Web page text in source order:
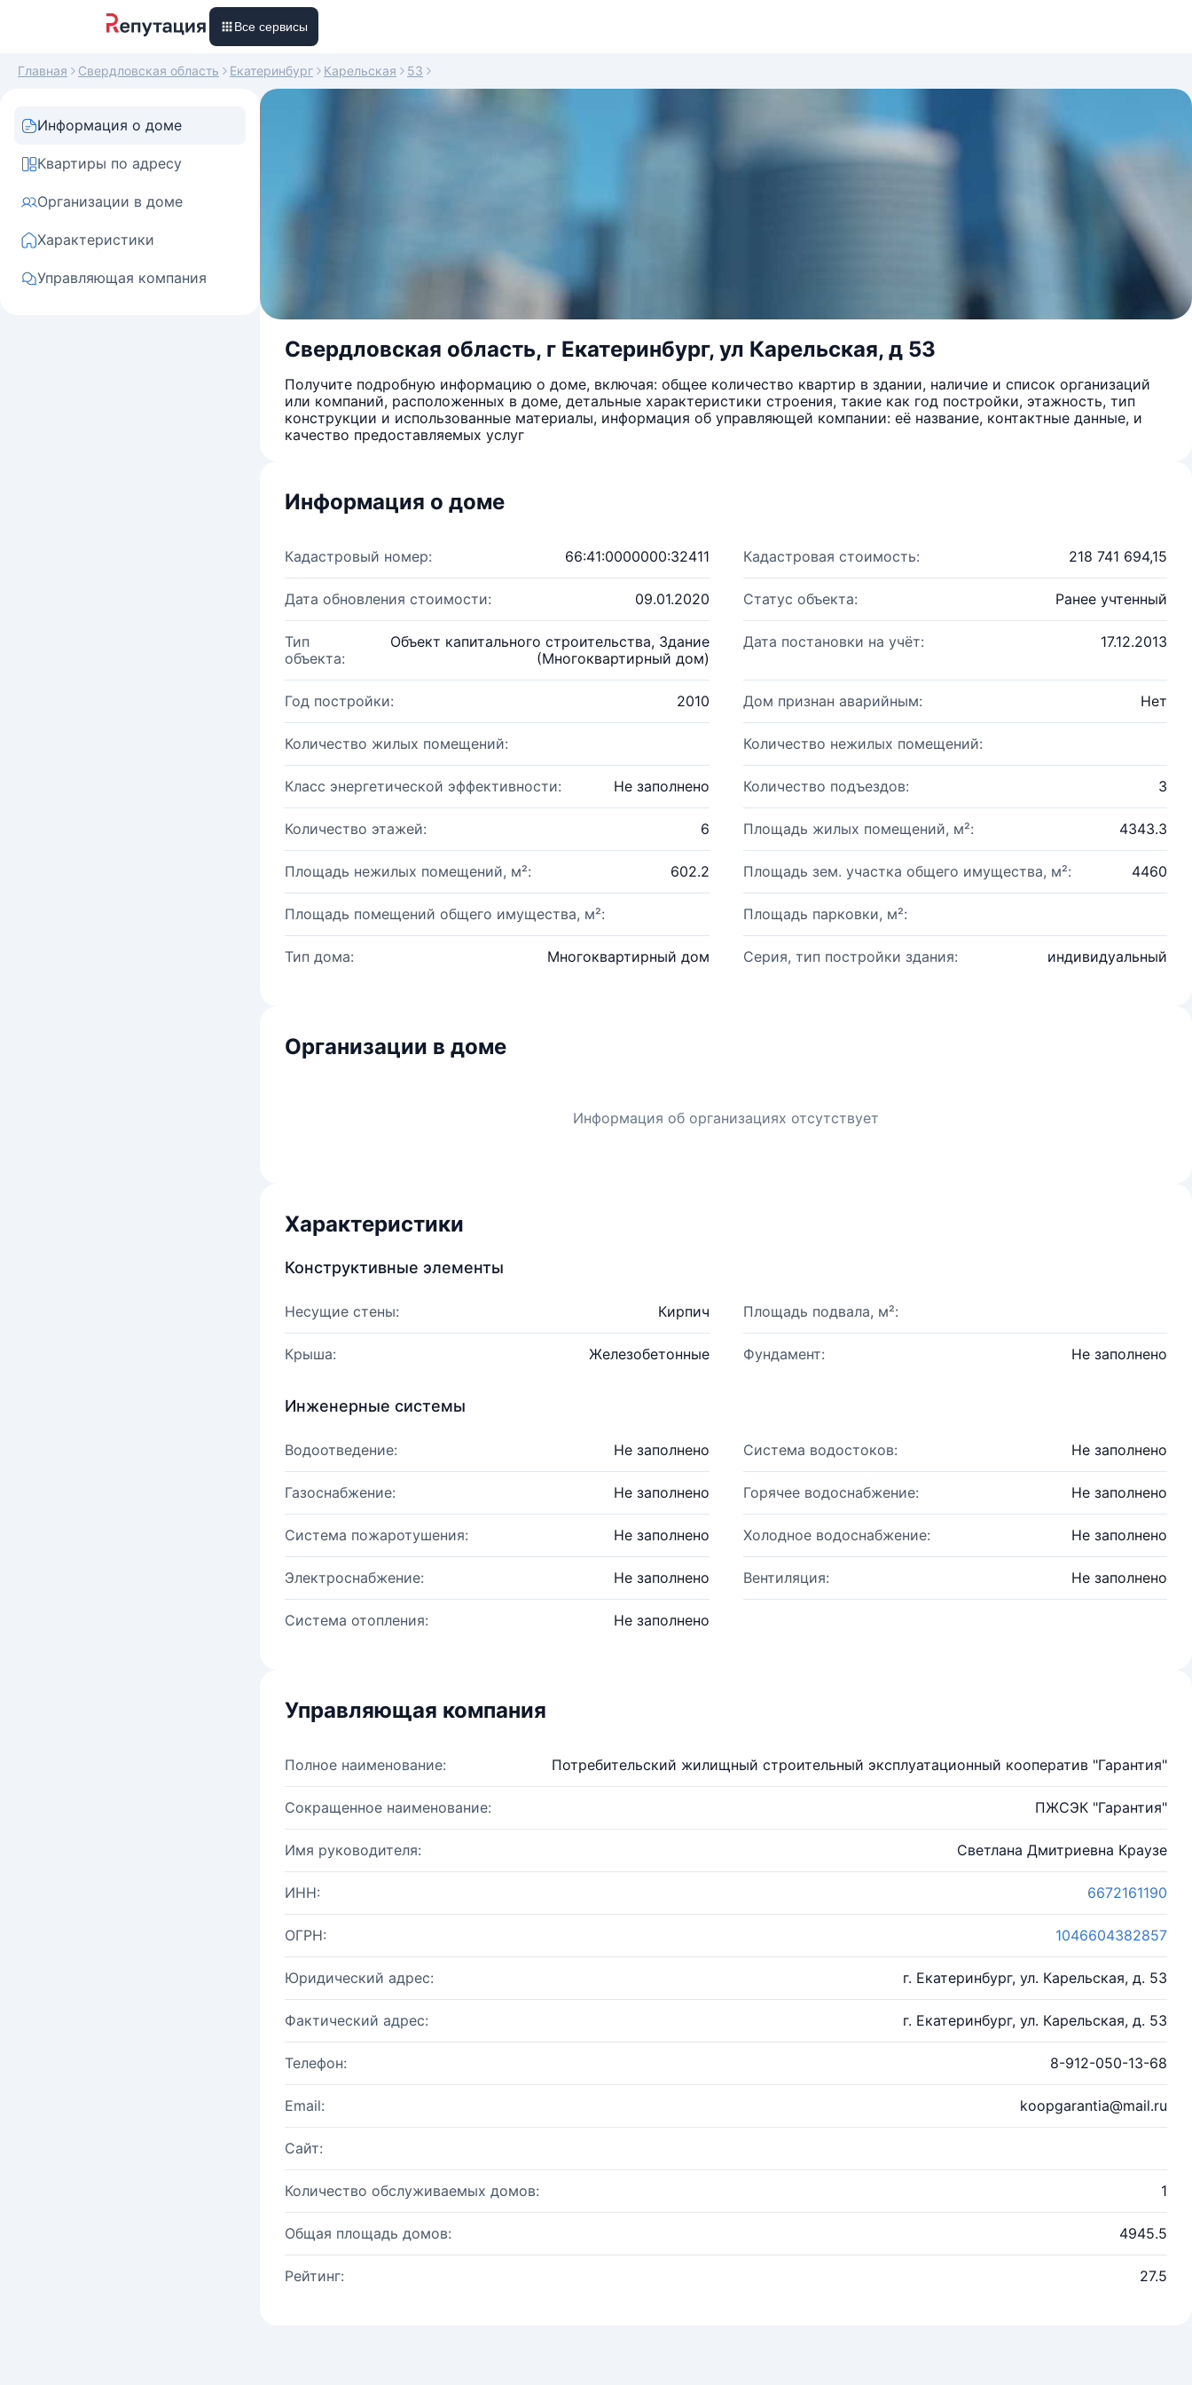
Все сервисы
Главная Свердловская область Екатеринбург Карельская 53
Информация о доме
Квартиры по адресу
Организации в доме
Характеристики
Управляющая компания
Свердловская область, г Екатеринбург, ул Карельская, д 53
Получите подробную информацию о доме, включая: общее количество квартир в здании, наличие и список организаций
или компаний, расположенных в доме, детальные характеристики строения, такие как год постройки, этажность, тип
конструкции и использованные материалы, информация об управляющей компании: её название, контактные данные, и
качество предоставляемых услуг
Информация о доме
Кадастровый номер: 66:41:0000000:32411 Кадастровая стоимость: 218 741 694,15
Дата обновления стоимости: 09.01.2020 Статус объекта: Ранее учтенный
Тип
объекта:
Объект капитального строительства, Здание
(Многоквартирный дом)
Дата постановки на учёт: 17.12.2013
Год постройки: 2010 Дом признан аварийным: Нет
Количество жилых помещений: Количество нежилых помещений:
Класс энергетической эффективности: Не заполнено Количество подъездов: 3
Количество этажей: 6 Площадь жилых помещений, м²: 4343.3
Площадь нежилых помещений, м²: 602.2 Площадь зем. участка общего имущества, м²: 4460
Площадь помещений общего имущества, м²: Площадь парковки, м²:
Тип дома: Многоквартирный дом Серия, тип постройки здания: индивидуальный
Организации в доме
Информация об организациях отсутствует
Характеристики
Конструктивные элементы
Несущие стены: Кирпич Площадь подвала, м²:
Крыша: Железобетонные Фундамент: Не заполнено
Инженерные системы
Водоотведение: Не заполнено Система водостоков: Не заполнено
Газоснабжение: Не заполнено Горячее водоснабжение: Не заполнено
Система пожаротушения: Не заполнено Холодное водоснабжение: Не заполнено
Электроснабжение: Не заполнено Вентиляция: Не заполнено
Система отопления: Не заполнено
Управляющая компания
Полное наименование: Потребительский жилищный строительный эксплуатационный кооператив "Гарантия"
Сокращенное наименование: ПЖСЭК "Гарантия"
Имя руководителя: Светлана Дмитриевна Краузе
ИНН: 6672161190
ОГРН: 1046604382857
Юридический адрес: г. Екатеринбург, ул. Карельская, д. 53
Фактический адрес: г. Екатеринбург, ул. Карельская, д. 53
Телефон: 8-912-050-13-68
Email: koopgarantia@mail.ru
Сайт:
Количество обслуживаемых домов: 1
Общая площадь домов: 4945.5
Рейтинг: 27.5